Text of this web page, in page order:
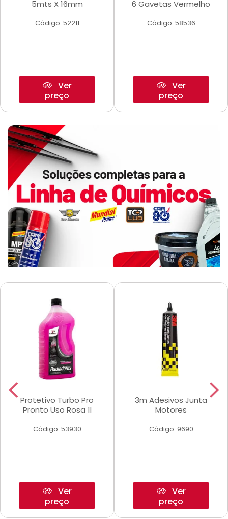
5mts X 16mm
Código: 52211
Ver
preço
6 Gavetas Vermelho
Código: 58536
Ver
preço
Protetivo Turbo Pro
Pronto Uso Rosa 1l
Código: 53930
Ver
preço
3m Adesivos Junta
Motores
Código: 9690
Ver
preço